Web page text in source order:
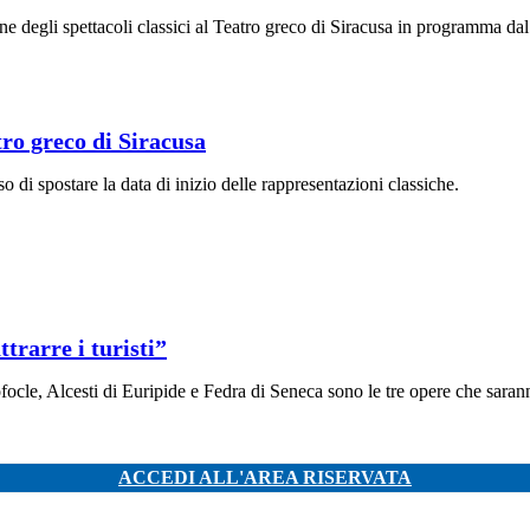
degli spettacoli classici al Teatro greco di Siracusa in programma
greco di Siracusa
spostare la data di inizio delle rappresentazioni classiche.
i turisti”
Alcesti di Euripide e Fedra di Seneca sono le tre opere che
ACCEDI ALL'AREA RISERVATA